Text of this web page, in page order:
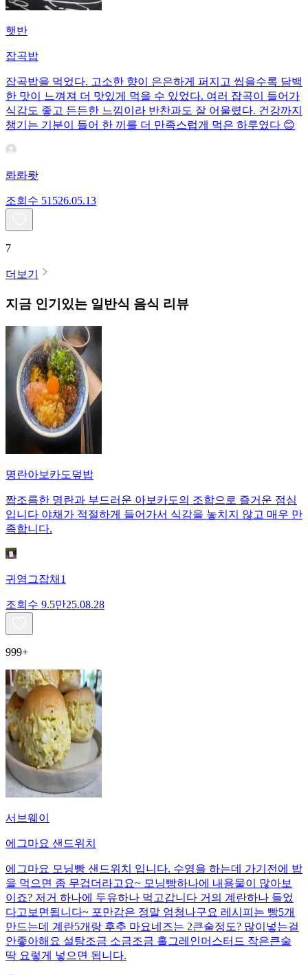
햇반
잡곡밥
잡곡밥을 먹었다. 고소한 향이 은은하게 퍼지고 씹을수록 담백
한 맛이 느껴져 더 맛있게 먹을 수 있었다. 여러 잡곡이 들어가
식감도 좋고 든든한 느낌이라 반찬과도 잘 어울렸다. 건강까지
챙기는 기분이 들어 한 끼를 더 만족스럽게 먹은 하루였다 😊
롸롸뢋
조회수 51526.05.13
7
더보기
지금 인기있는 일반식 음식 리뷰
명란아보카도덮밥
짭조름한 명란과 부드러운 아보카도의 조합으로 즐거운 점심
입니다 야채가 적절하게 들어가서 식감을 놓치지 않고 매우 만
족합니다.
귀염그잡채1
조회수 9.5만25.08.28
999+
서브웨이
에그마요 샌드위치
에그마요 모닝빵 샌드위치 입니다. 수영을 하는데 가기전에 밥
을 먹으면 좀 무겁더라고요~ 모닝빵하나에 내용물이 많아보
이죠? 저거 하나에 두유하나 먹고갑니다 거의 계란하나 들었
다고보면됩니다~ 포만감은 정말 엄청나구요 레시피는 빵5개
만드는데 계란5개랑 후추 마요네즈는 2큰술정도? 많이넣는걸
안좋아해요 설탕조금 소금조금 홀그레인머스터드 작은큰술
딱 요렇게 넣으면 됩니다.